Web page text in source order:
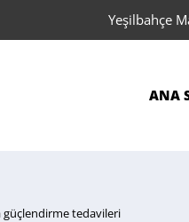
Yeşilbahçe
ANA
tedavileri